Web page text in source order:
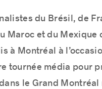
du Brésil, de
Maroc et du Mexique
à Montréal à
tournée média pour
le Grand Montréal